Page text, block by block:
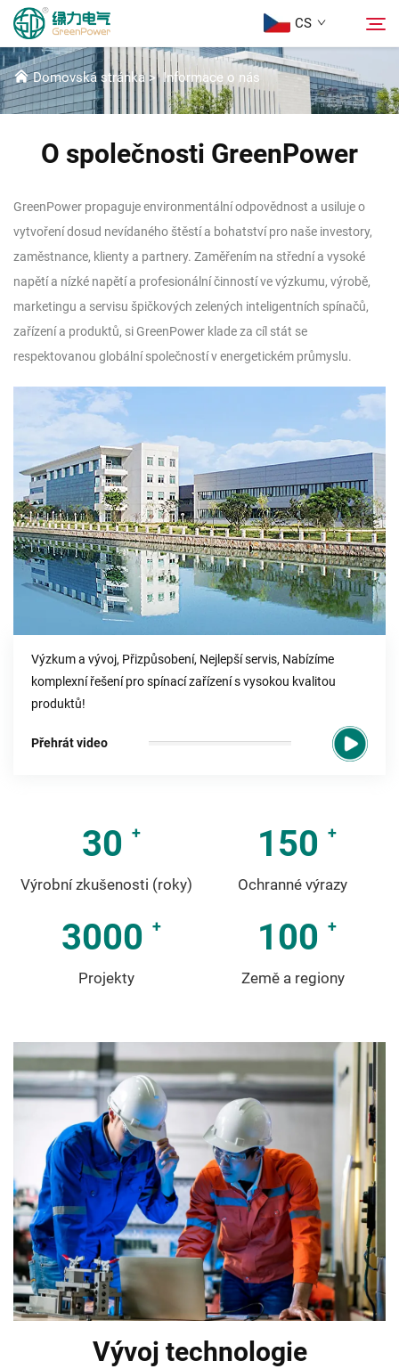
CS
Produkty
Aktuality
Informace o nás
Stáhnout
O NÁS
Domovská stránka > Informace o nás
O společnosti GreenPower
GreenPower propaguje environmentální odpovědnost a usiluje o
vytvoření dosud nevídaného štěstí a bohatství pro naše investory,
zaměstnance, klienty a partnery. Zaměřením na střední a vysoké
napětí a nízké napětí a profesionální činností ve výzkumu, výrobě,
marketingu a servisu špičkových zelených inteligentních spínačů,
zařízení a produktů, si GreenPower klade za cíl stát se
respektovanou globální společností v energetickém průmyslu.
Výzkum a vývoj, Přizpůsobení, Nejlepší servis, Nabízíme
komplexní řešení pro spínací zařízení s vysokou kvalitou
produktů!
Přehrát video
30
Výrobní zkušenosti (roky)
150
Ochranné výrazy
3000
Projekty
100
Země a regiony
Vývoj technologie